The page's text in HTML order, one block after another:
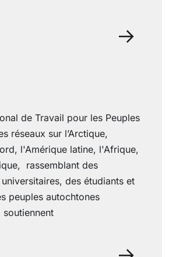
de Travail pour les Peuples
réseaux sur l’Arctique,
l'Amérique latine, l'Afrique,
rassemblant des
des étudiants et
peuples autochtones
soutiennent